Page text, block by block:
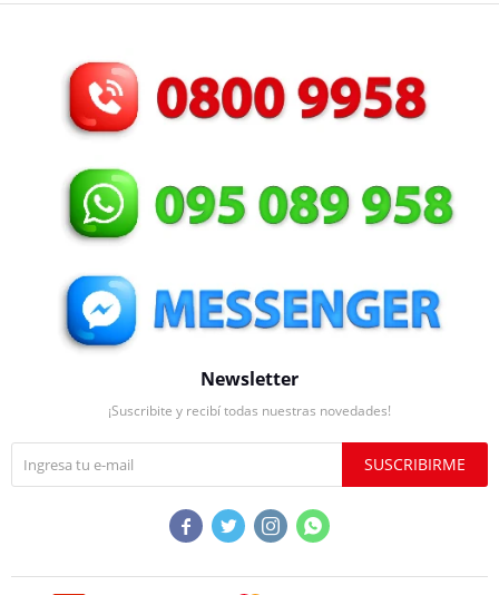
Newsletter
¡Suscribite y recibí todas nuestras novedades!
SUSCRIBIRME
   